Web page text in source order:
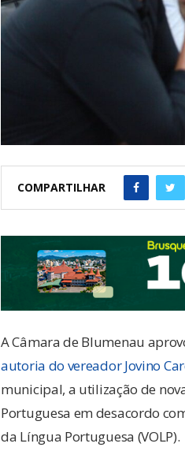
COMPARTILHAR
A Câmara de Blumenau
autoria do vereador Jovino
municipal, a utilização de
Portuguesa em desacordo
da Língua Portuguesa (VOLP).